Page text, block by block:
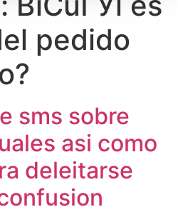
pedido
sms sobre
asi­ como
deleitarse